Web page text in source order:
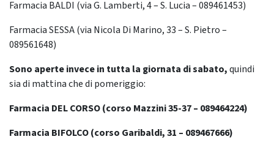
Farmacia BALDI (via G. Lamberti, 4 – S. Lucia – 089461453)
Farmacia SESSA (via Nicola Di Marino, 33 – S. Pietro –
089561648)
Sono aperte invece in tutta la giornata di sabato,quindi
sia di mattina che di pomeriggio:
Farmacia DEL CORSO (corso Mazzini 35-37 – 089464224)
Farmacia BIFOLCO (corso Garibaldi, 31 – 089467666)